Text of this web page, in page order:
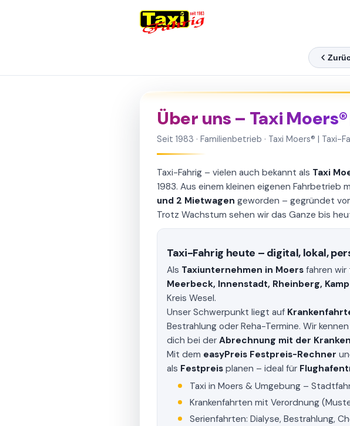
Über uns – Taxi
Seit 1983 · Familienbetrieb · Taxi Moers® | Taxi-
Taxi-Fahrig – vielen auch bekannt als Taxi
1983. Aus einem kleinen eigenen
und 2 Mietwagen geworden – gegründet
Trotz Wachstum sehen wir das Ganze bis
Taxi-Fahrig heute – digital, lokal,
Als Taxiunternehmen in Moers fahren wir
Meerbeck, Innenstadt, Rheinberg,
Kreis Wesel.
Unser Schwerpunkt liegt auf
Bestrahlung oder Reha-Termine. Wir
dich bei der Abrechnung mit der
Mit dem easyPreis Festpreis-Rechner
als Festpreis planen – ideal für
Taxi in Moers & Umgebung –
Krankenfahrten mit Verordnung
Serienfahrten: Dialyse, Bestrahlung,